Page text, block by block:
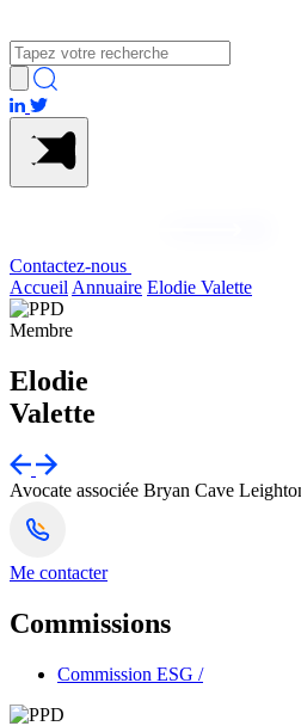
Contactez-nous
Accueil Annuaire Elodie Valette
Membre
Elodie
Valette
Avocate associée Bryan Cave
Me contacter
Commissions
Commission ESG /